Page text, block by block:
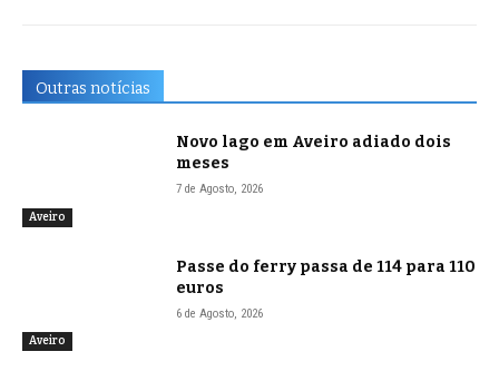
Outras notícias
Aveiro
Novo lago em Aveiro adiado dois
meses
7 de Agosto, 2026
Aveiro
Passe do ferry passa de 114 para 110
euros
6 de Agosto, 2026